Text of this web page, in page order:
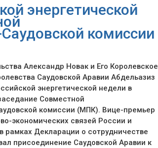
энергетической
комиссии
Александр Новак и Его Королевское
Саудовской Аравии Абдельазиз
энергетической недели в
Совместной
комиссии (МПК). Вице-премьер
экономических связей России и
рамках Декларации о сотрудничестве
присоединение Саудовской Аравии к